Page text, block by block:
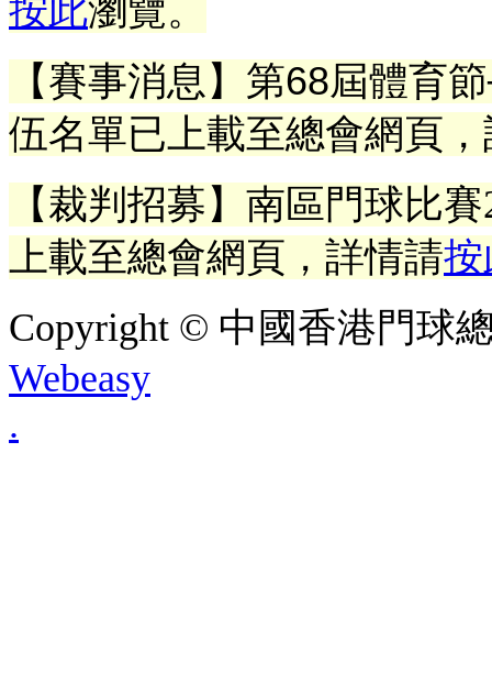
按此瀏覽。
【賽事消息】第68屆體育
伍名單已上載至總會網頁
【裁判招募】南區門球比
上載至總會網頁 ， 詳情請按
Copyright © 中國香港門球
Webeasy
.